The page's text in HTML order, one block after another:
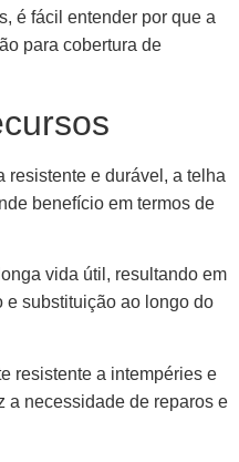
é fácil entender por que a
para cobertura de
resistente e durável, a telha
benefício em termos de
vida útil, resultando em
e substituição ao longo do
resistente a intempéries e
a necessidade de reparos e